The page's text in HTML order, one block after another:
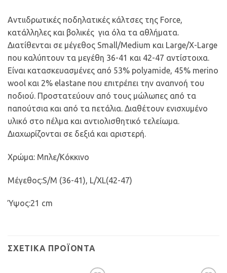
Αντιιδρωτικές ποδηλατικές κάλτσες της Force,
κατάλληλες και βολικές για όλα τα αθλήματα.
Διατίθενται σε μέγεθος Small/Medium και Large/X-Large
που καλύπτουν τα μεγέθη 36-41 και 42-47 αντίστοιχα.
Είναι κατασκευασμένες από 53% polyamide, 45% merino
wool και 2% elastane που επιτρέπει την αναπνοή του
ποδιού. Προστατεύουν από τους μώλωπες από τα
παπούτσια και από τα πετάλια. Διαθέτουν ενισχυμένο
υλικό στο πέλμα και αντιολισθητικό τελείωμα.
Διαχωρίζονται σε δεξιά και αριστερή.
Χρώμα: Μπλε/Κόκκινο
Μέγεθος:S/M (36-41), L/XL(42-47)
Ύψος:21 cm
ΣΧΕΤΙΚΆ ΠΡΟΪΌΝΤΑ